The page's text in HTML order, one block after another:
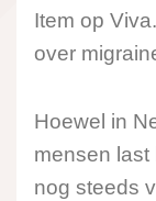
Item op
over
Hoewel in
mensen last
nog steeds